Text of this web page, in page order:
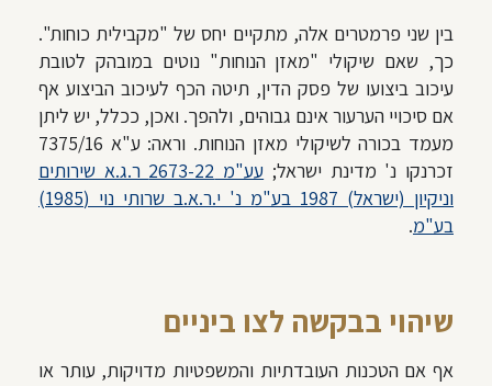
בין שני פרמטרים אלה, מתקיים יחס של "מקבילית כוחות".
כך, שאם שיקולי "מאזן הנוחות" נוטים במובהק לטובת
עיכוב ביצועו של פסק הדין, תיטה הכף לעיכוב הביצוע אף
אם סיכויי הערעור אינם גבוהים, ולהפך. ואכן, ככלל, יש ליתן
מעמד בכורה לשיקולי מאזן הנוחות. וראה: ע"א 7375/16
זכרנקו נ' מדינת ישראל;
עע"מ 2673-22 ר.ג.א שירותים
וניקיון (ישראל) 1987 בע"מ נ' י.ר.א.ב שרותי נוי (1985)
בע"מ.
שיהוי בבקשה לצו ביניים
אף אם הטכנות העובדתיות והמשפטיות מדויקות, עותר או